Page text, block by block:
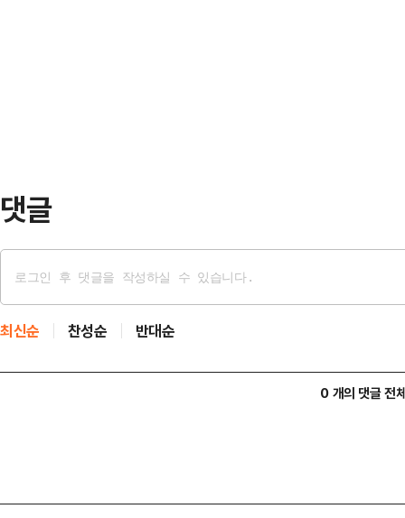
댓글
최신순 찬성순 반대순
0 개의 댓글 전